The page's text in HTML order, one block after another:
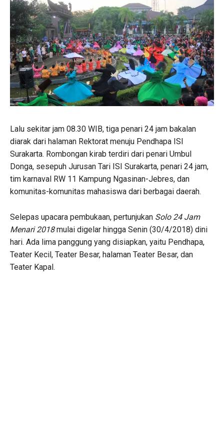
Lalu sekitar jam 08.30 WIB, tiga penari 24 jam bakalan
diarak dari halaman Rektorat menuju Pendhapa ISI
Surakarta. Rombongan kirab terdiri dari penari Umbul
Donga, sesepuh Jurusan Tari ISI Surakarta, penari 24 jam,
tim karnaval RW 11 Kampung Ngasinan-Jebres, dan
komunitas-komunitas mahasiswa dari berbagai daerah.
Selepas upacara pembukaan, pertunjukan Solo 24 Jam
Menari 2018mulai digelar hingga Senin (30/4/2018) dini
hari. Ada lima panggung yang disiapkan, yaitu Pendhapa,
Teater Kecil, Teater Besar, halaman Teater Besar, dan
Teater Kapal.